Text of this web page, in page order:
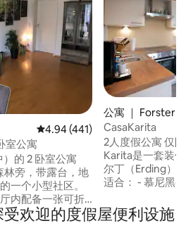
平均评分 4.94 分（满分 5 分），
4.94 (441)
室公寓
的 2 卧室公寓
林旁，带露台，地
一个小型社区。
内配备一张可折
尼黑
黑展览中心
公寓 ｜ Forstern
CasaKarita
2人度假公寓 仅限成人（成人专享） Casa
Karita是一套装修
尔丁（Erding）以南
适合： - 慕尼黑-
高尔夫球手 Casa Karita为您提供设备齐全
的厨房，配备您所
欢迎的度假屋便利设施